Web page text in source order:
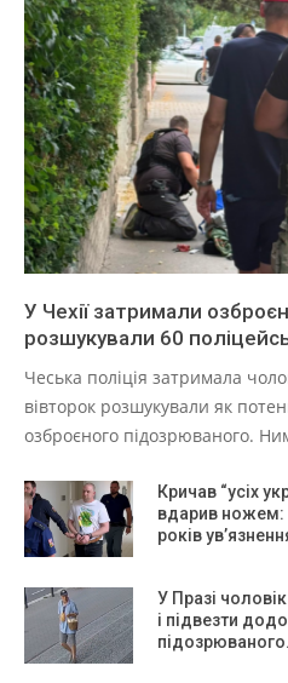
У Чехії затримали
розшукували 60
Чеська поліція затримала
вівторок розшукували як
озброєного підозрюваного.
Кричав “усіх
вдарив ножем:
років
У Празі
і підвезти